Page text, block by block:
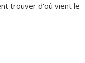
trouver d'où vient le